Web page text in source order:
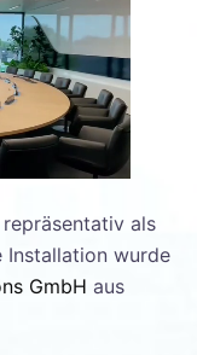
als
wurde
GmbH aus